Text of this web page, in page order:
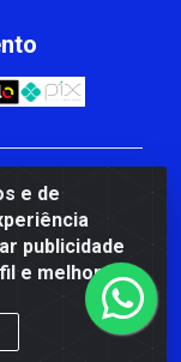
e de
publicidade
e melhorar a
Matriz - av
, Cachoeiro
- CNPJ